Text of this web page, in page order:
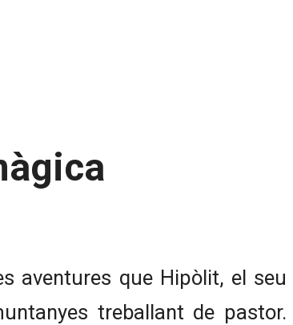
aventures que Hipòlit, el seu
treballant de pastor.